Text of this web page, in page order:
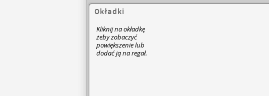
Okładki
Kliknij na okładkę
żeby zobaczyć
powiększenie lub
dodać ją na regał.